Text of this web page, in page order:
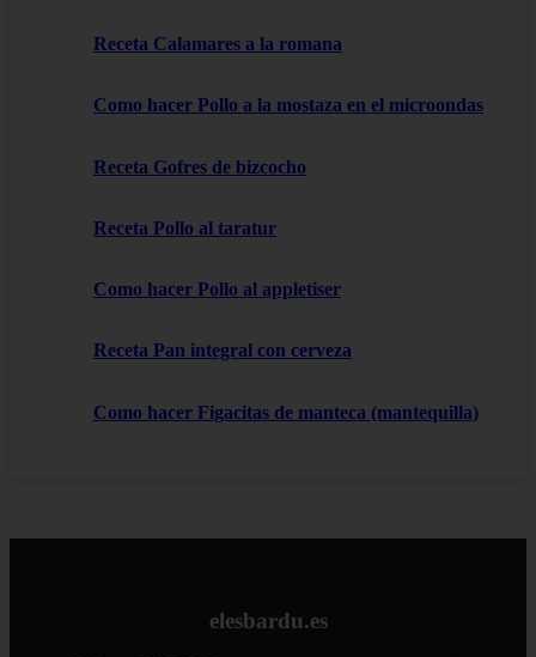
Receta Calamares a la romana
Como hacer Pollo a la mostaza en el microondas
Receta Gofres de bizcocho
Receta Pollo al taratur
Como hacer Pollo al appletiser
Receta Pan integral con cerveza
Como hacer Figacitas de manteca (mantequilla)
elesbardu.es